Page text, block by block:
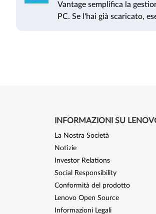
Vantage semplifica la
PC. Se l'hai già scaricato,
INFORMAZIONI SU
La Nostra Società
Notizie
Investor Relations
Social Responsibility
Conformità del prodotto
Lenovo Open Source
Informazioni Legali